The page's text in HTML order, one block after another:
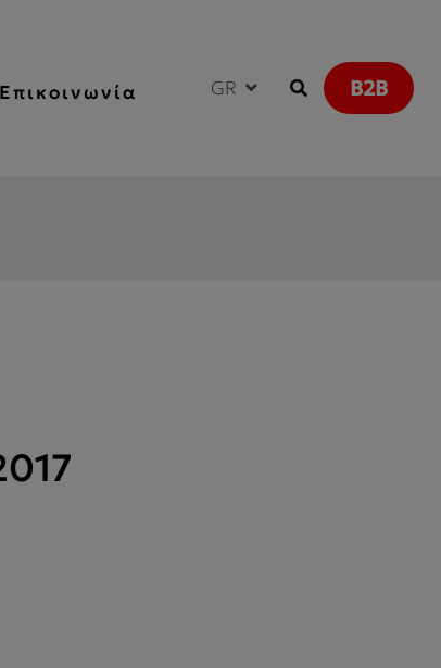
Επικοινωνία GR B2B